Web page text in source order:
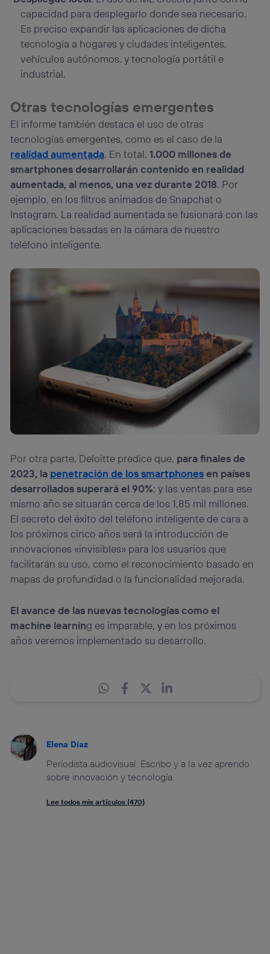
capacidad para desplegarlo donde sea necesario.
Es preciso expandir las aplicaciones de dicha
tecnología a hogares y ciudades inteligentes,
vehículos autónomos, y tecnología portátil e
industrial.
Otras tecnologías emergentes
El informe también destaca el uso de otras
tecnologías emergentes, como es el caso de la
realidad aumentada. En total,1.000 millones de
smartphones desarrollarán contenido en realidad
aumentada, al menos, una vez durante 2018. Por
ejemplo, en los filtros animados de Snapchat o
Instagram. La realidad aumentada se fusionará con las
aplicaciones basadas en la cámara de nuestro
teléfono inteligente.
Por otra parte, Deloitte predice que, para finales de
2023, la penetración de los smartphonesen países
desarrollados superará el 90%; y las ventas para ese
mismo año se situarán cerca de los 1,85 mil millones.
El secreto del éxito del teléfono inteligente de cara a
los próximos cinco años será la introducción de
innovaciones «invisibles» para los usuarios que
facilitarán su uso, como el reconocimiento basado en
mapas de profundidad o la funcionalidad mejorada.
El avance de las nuevas tecnologías como el
machine learning es imparable, y en los próximos
años veremos implementado su desarrollo.
Elena Díaz
Periodista audiovisual. Escribo y a la vez aprendo
sobre innovación y tecnología.
Lee todos mis artículos (470)